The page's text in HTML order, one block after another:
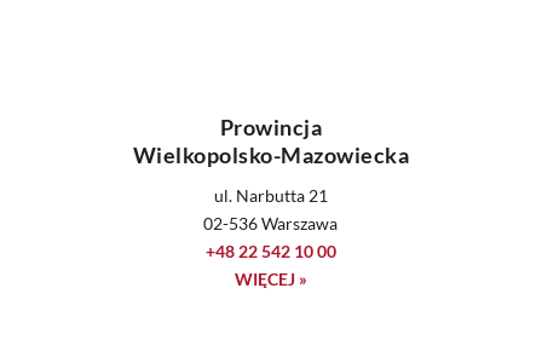
Prowincja
Wielkopolsko-Mazowiecka
ul. Narbutta 21
02-536 Warszawa
+48 22 542 10 00
WIĘCEJ »